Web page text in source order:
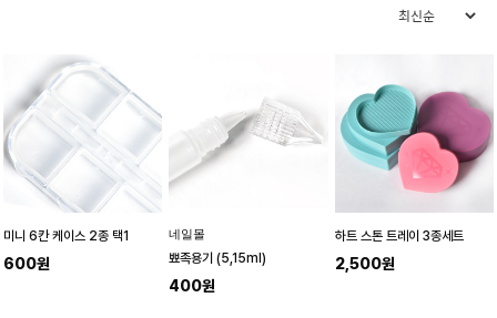
미니 6칸 케이스 2종 택1
600원
네일몰
뾰족용기 (5,15ml)
400원
하트 스톤 트레이 3종세트
2,500원